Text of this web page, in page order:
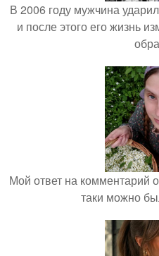
В 2006 году мужчина
и после этого его жизнь
Мой ответ на комментарий
таки можно